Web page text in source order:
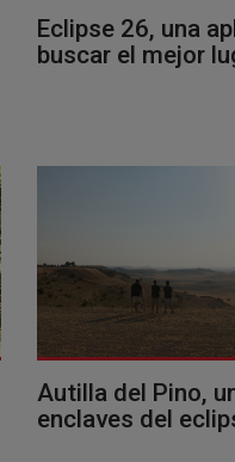
Eclipse 26, una
buscar el mejor
Autilla del Pino,
enclaves del